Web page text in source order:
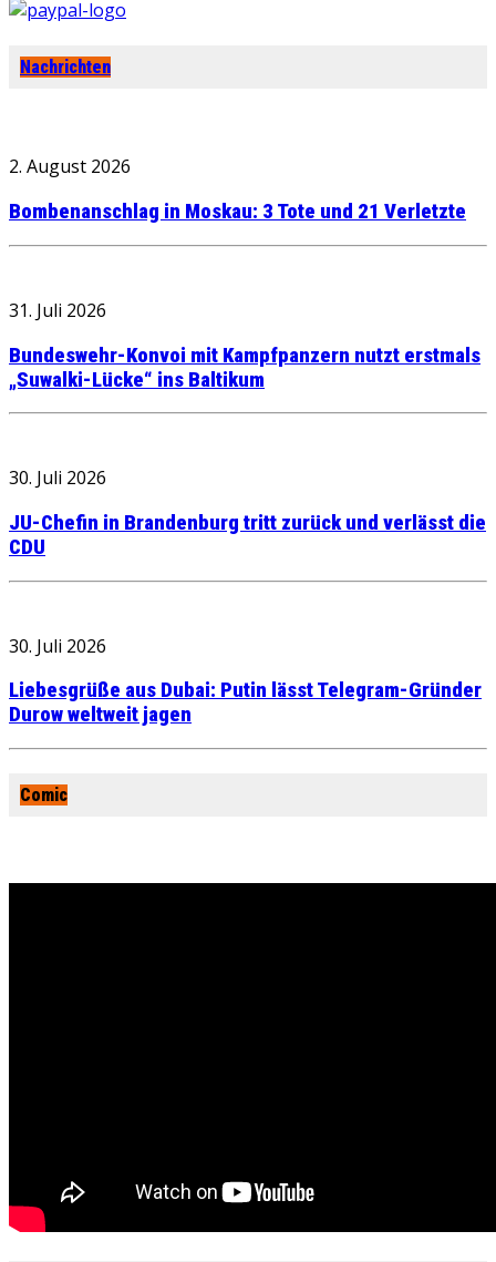
Nachrichten
2. August 2026
Bombenanschlag in Moskau: 3 Tote und 21 Verletzte
31. Juli 2026
Bundeswehr-Konvoi mit Kampfpanzern nutzt erstmals
„Suwalki-Lücke“ ins Baltikum
30. Juli 2026
JU-Chefin in Brandenburg tritt zurück und verlässt die
CDU
30. Juli 2026
Liebesgrüße aus Dubai: Putin lässt Telegram-Gründer
Durow weltweit jagen
Comic